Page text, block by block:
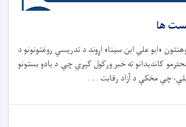
ها
«ابو علي ابن سینا» اړوند د تدریسي روغتونونو د
کاندیدانو ته خبر ورکول کېږي چې د یادو بستونو
چې مخکې د آزاد رقابت . . .